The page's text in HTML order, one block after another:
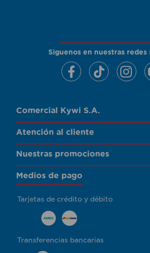
Siguenos en nuestras redes
Comercial Kywi S.A.
Atención al cliente
Nuestras promociones
Medios de pago
Tarjetas de crédito y débito
Transferencias bancarias